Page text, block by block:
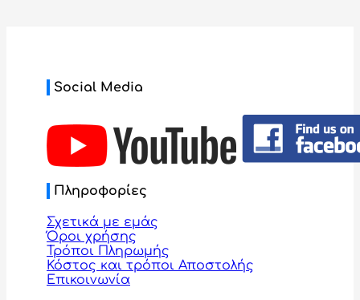
Social Media
Πληροφορίες
Σχετικά με εμάς
Όροι χρήσης
Τρόποι Πληρωμής
Κόστος και τρόποι Αποστολής
Επικοινωνία